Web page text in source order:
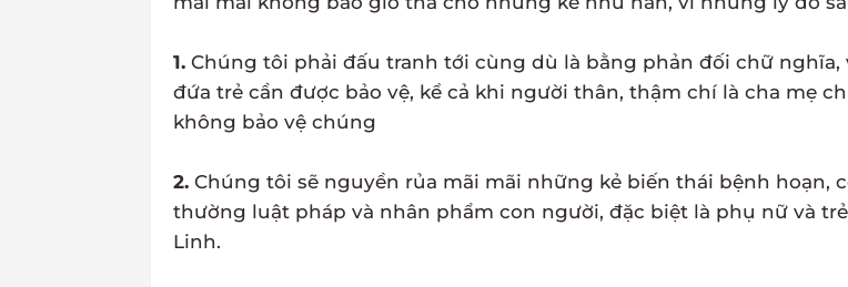
1.Chúng tôi phải đấu tranh tới cùng dù là bằng phản đối chữ nghĩa,
đứa trẻ cần được bảo vệ, kể cả khi người thân, thậm chí là cha mẹ
không bảo vệ chúng
2.Chúng tôi sẽ nguyền rủa mãi mãi những kẻ biến thái bệnh hoạn,
thường luật pháp và nhân phẩm con người, đặc biệt là phụ nữ và
Linh.